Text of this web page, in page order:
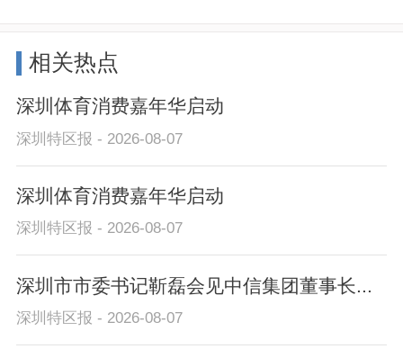
相关热点
深圳体育消费嘉年华启动
深圳特区报 - 2026-08-07
深圳体育消费嘉年华启动
深圳特区报 - 2026-08-07
深圳市市委书记靳磊会见中信集团董事长...
深圳特区报 - 2026-08-07